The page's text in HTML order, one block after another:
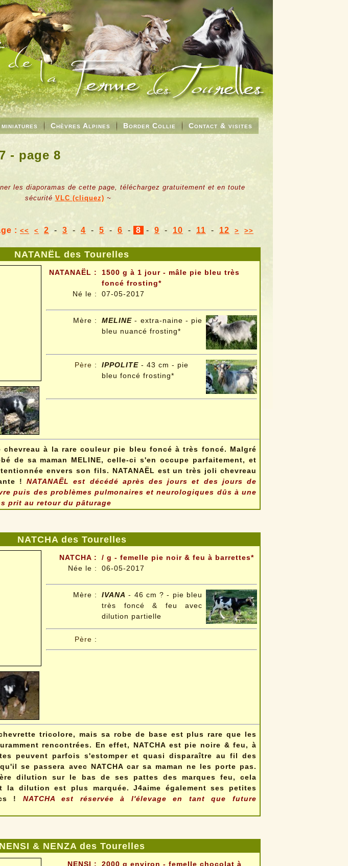
Chèvres Alpines Border Collie Contact & visites
- page 8
les diaporamas de cette page, téléchargez gratuitement et en toute
sécurité VLC (cliquez) ~
: << < 2 - 3 - 4 - 5 - 6 - 8 - 9 - 10 - 11 - 12 > >>
NATANËL des Tourelles
NATANAËL :
Né le :
1500 g à 1 jour - mâle pie bleu très
foncé frosting*
07-05-2017
Mère : MELINE - extra-naine - pie
bleu nuancé frosting*
Père : IPPOLITE - 43 cm - pie
bleu foncé frosting*
chevreau à la rare couleur pie bleu foncé à très foncé. Malgré
de sa maman MELINE, celle-ci s'en occupe parfaitement, et
envers son fils. NATANAËL est un très joli chevreau
!NATANAËLest décédé après des jours et des jours de
puis des problèmes pulmonaires et neurologiques dûs à une
prit au retour du pâturage
NATCHA des Tourelles
NATCHA :
Née le :
/ g - femelle pie noir & feu à barrettes*
06-05-2017
Mère : IVANA - 46 cm ? - pie bleu
très foncé & feu avec
dilution partielle
Père :
tricolore, mais sa robe de base est plus rare que les
rencontrées. En effet, NATCHA est pie noire & feu, à
peuvent parfois s'estomper et quasi disparaître au fil des
se passera avec NATCHA car sa maman ne les porte pas.
dilution sur le bas de ses pattes des marques feu, cela
la dilution est plus marquée. J4aime également ses petites
! NATCHA est réservée à l'élevage en tant que future
NENSI & NENZA des Tourelles
NENSI :
2000 g environ - femelle chocolat à